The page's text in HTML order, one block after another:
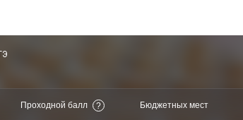
Проходной балл ? Бюджетных мест